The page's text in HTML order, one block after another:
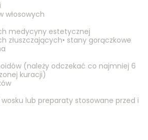
włosowych
medycyny estetycznej
złuszczających• stany gorączkowe
(należy odczekać co najmniej 6
kuracji)
wosku lub preparaty stosowane przed i